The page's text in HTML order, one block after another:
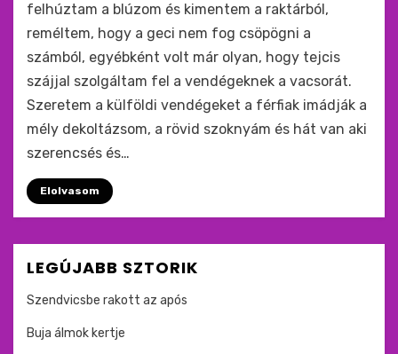
felhúztam a blúzom és kimentem a raktárból,
reméltem, hogy a geci nem fog csöpögni a
számból, egyébként volt már olyan, hogy tejcis
szájjal szolgáltam fel a vendégeknek a vacsorát.
Szeretem a külföldi vendégeket a férfiak imádják a
mély dekoltázsom, a rövid szoknyám és hát van aki
szerencsés és…
Elolvasom
LEGÚJABB SZTORIK
Szendvicsbe rakott az após
Buja álmok kertje